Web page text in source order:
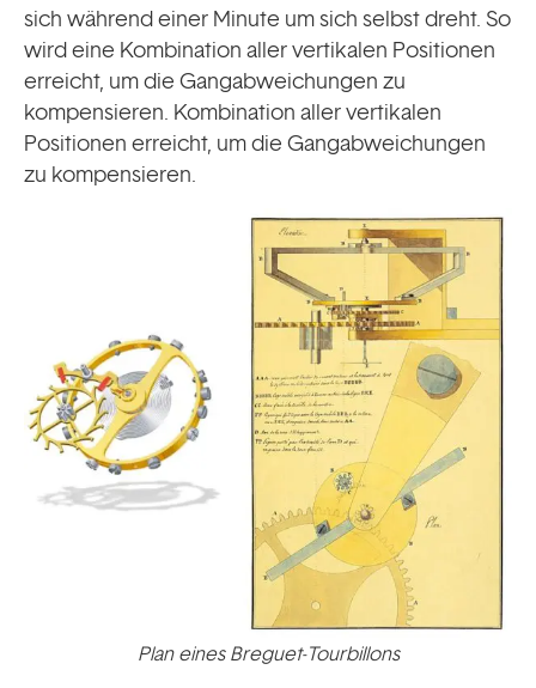
sich während einer Minute um sich selbst dreht. So
wird eine Kombination aller vertikalen Positionen
erreicht, um die Gangabweichungen zu
kompensieren. Kombination aller vertikalen
Positionen erreicht, um die Gangabweichungen
zu kompensieren.
Plan eines Breguet-Tourbillons